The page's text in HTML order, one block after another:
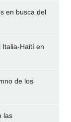
en busca del
Italia-Haití en
de los
las